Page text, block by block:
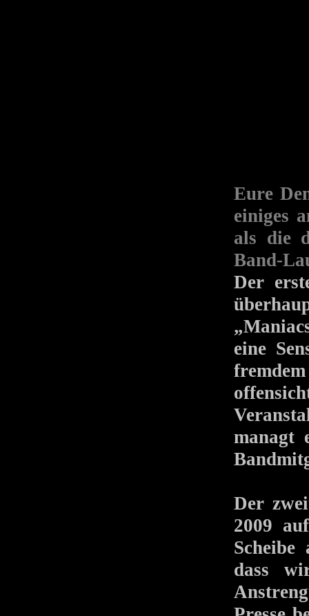
Eure
einiges
als die
Band-
Der
eine
managt
Der
2009
dass